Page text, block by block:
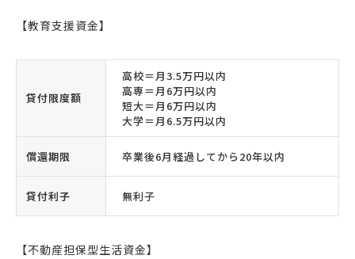
【教育支援資金】
貸付限度額
高校＝月3.5万円以内
高専＝月6万円以内
短大＝月6万円以内
大学＝月6.5万円以内
償還期限 卒業後6月経過してから20年以内
貸付利子 無利子
【不動産担保型生活資金】